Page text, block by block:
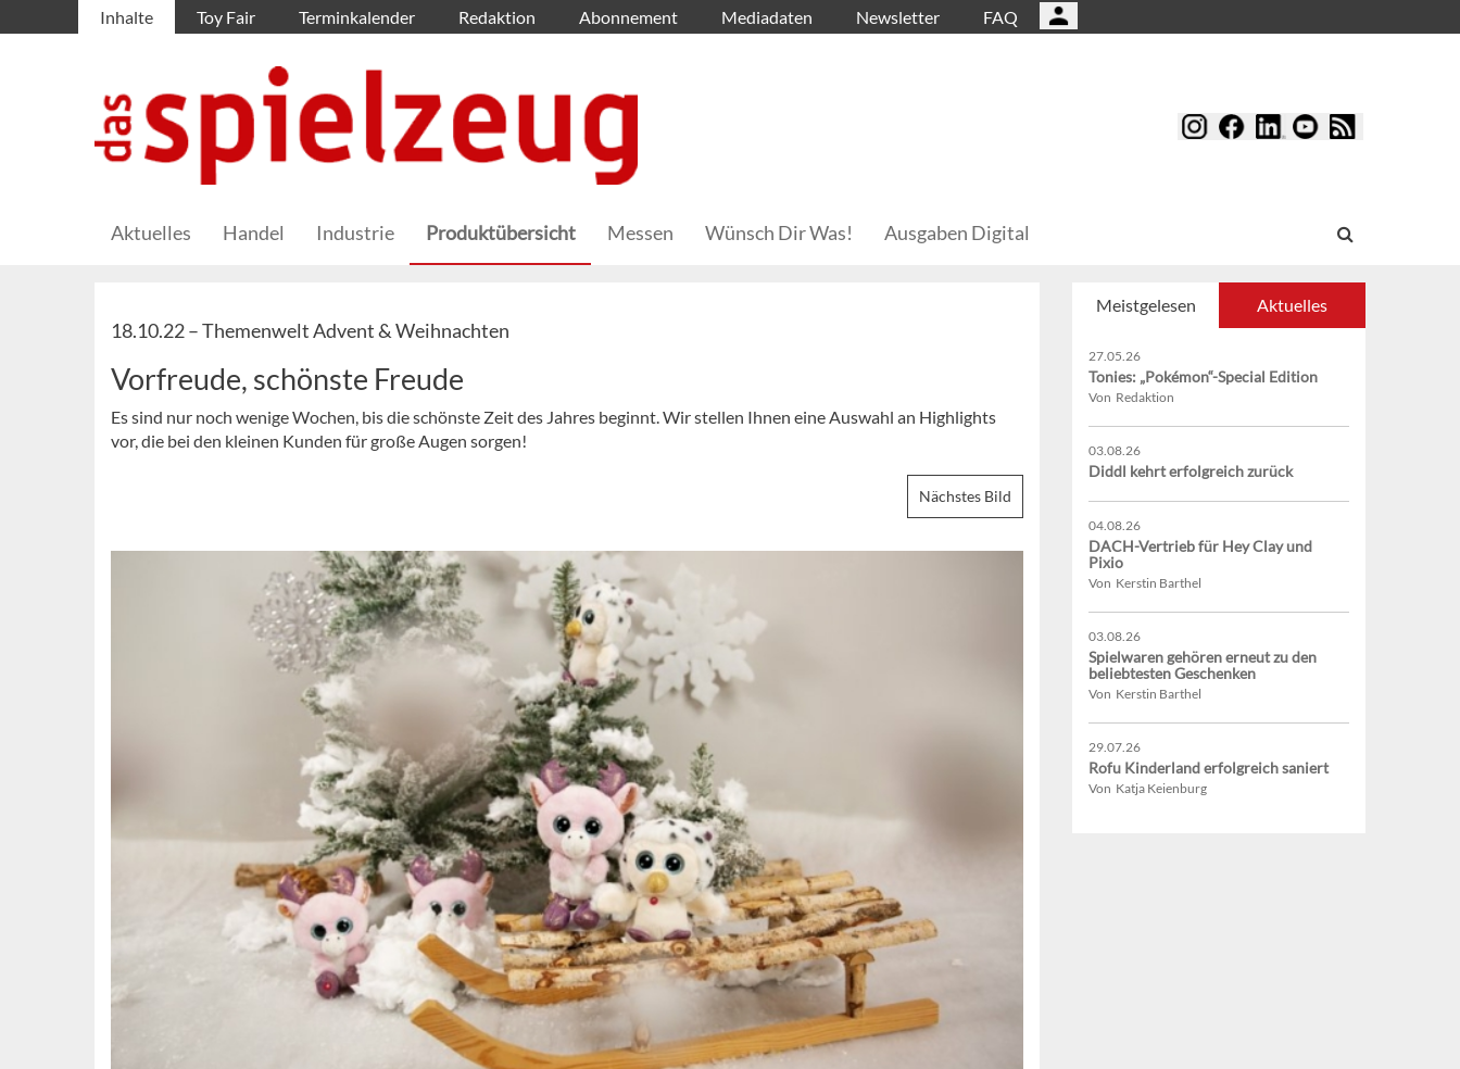
Inhalte Toy Fair Terminkalender Redaktion Abonnement Mediadaten Newsletter FAQ
Aktuelles Handel Industrie Produktübersicht Messen Wünsch Dir Was! Ausgaben Digital
18.10.22 –Themenwelt Advent & Weihnachten
Vorfreude, schönste Freude
Es sind nur noch wenige Wochen, bis die schönste Zeit des Jahres beginnt. Wir stellen Ihnen eine Auswahl an Highlights
vor, die bei den kleinen Kunden für große Augen sorgen!
Nächstes Bild
Meistgelesen Aktuelles
27.05.26
Tonies: „Pokémon“-Special Edition
Von Redaktion
03.08.26
Diddl kehrt erfolgreich zurück
04.08.26
DACH-Vertrieb für Hey Clay und
Pixio
Von Kerstin Barthel
03.08.26
Spielwaren gehören erneut zu den
beliebtesten Geschenken
Von Kerstin Barthel
29.07.26
Rofu Kinderland erfolgreich saniert
Von Katja Keienburg